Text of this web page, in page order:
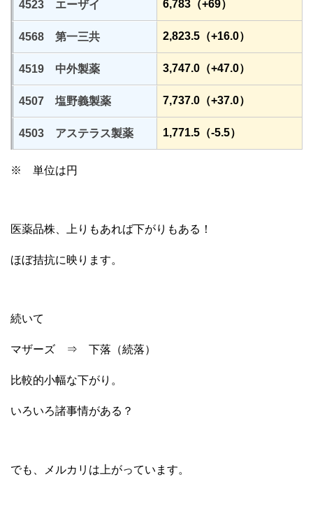
4523 エーザイ 6,783（+69）
4568 第一三共 2,823.5（+16.0）
4519 中外製薬 3,747.0（+47.0）
4507 塩野義製薬 7,737.0（+37.0）
4503 アステラス製薬 1,771.5（-5.5）
※ 単位は円
医薬品株、上りもあれば下がりもある！
ほぼ拮抗に映ります。
続いて
マザーズ ⇒ 下落（続落）
比較的小幅な下がり。
いろいろ諸事情がある？
でも、メルカリは上がっています。